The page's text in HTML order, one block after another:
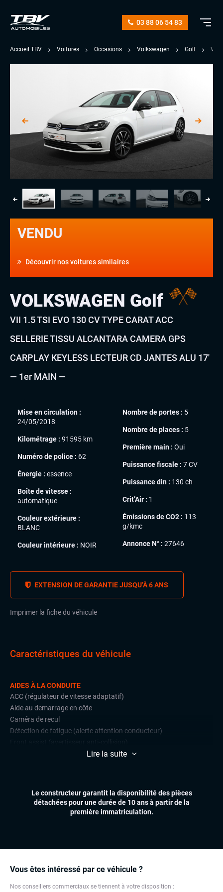
03 88 06 54 83
Accueil TBV Voitures Occasions Volkswagen Golf VII
VENDU
Découvrir nos voitures similaires
VOLKSWAGEN Golf
VII 1.5 TSI EVO 130 CV TYPE CARAT ACC
SELLERIE TISSU ALCANTARA CAMERA GPS
CARPLAY KEYLESS LECTEUR CD JANTES ALU 17′
— 1er MAIN —
Mise en circulation :
24/05/2018
Kilométrage : 91595 km
Numéro de police : 62
Énergie : essence
Boîte de vitesse :
automatique
Couleur extérieure :
BLANC
Couleur intérieure : NOIR
Nombre de portes : 5
Nombre de places : 5
Première main : Oui
Puissance fiscale : 7 CV
Puissance din : 130 ch
Crit’Air : 1
Émissions de CO2 : 113
g/kmc
Annonce N° : 27646
EXTENSION DE GARANTIE JUSQU’À 6 ANS
Imprimer la fiche du véhicule
Vous êtes intéressé par ce véhicule ?
Nos conseillers commerciaux se tiennent à votre disposition :
Caractéristiques du véhicule
AIDES À LA CONDUITE
ACC (régulateur de vitesse adaptatif)
Aide au demarrage en côte
Caméra de recul
Détection de fatigue (alerte attention conducteur)
Accès et démarrage mains libres
Climatisation automatique multizones
ÉLECTRONIQUE
Carplay (Apple carplay, Android auto, MirrorLink, système
embarqué)
Lire la suite
Le constructeur garantit la disponibilité des pièces
détachées pour une durée de 10 ans à partir de la
première immatriculation.